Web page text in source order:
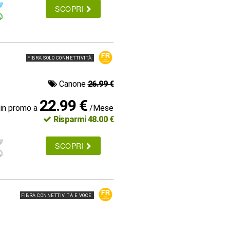
SCOPRI
FIBRA SOLO CONNETTIVITÀ
Canone26.99 €
in promo a 22.99 € /Mese
Risparmi 48.00 €
SCOPRI
FIBRA CONNETTIVITÀ E VOCE